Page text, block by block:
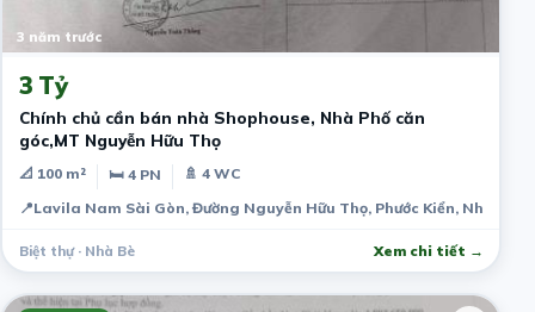
3 năm trước
3 Tỷ
Chính chủ cần bán nhà Shophouse, Nhà Phố căn
góc,MT Nguyễn Hữu Thọ
📐 100 m² 🛏 4 PN
🚿 4 WC
📍Lavila Nam Sài Gòn, Đường Nguyễn Hữu Thọ, Phước Kiển, Nhà Bè,
Biệt thự · Nhà Bè Xem chi tiết →